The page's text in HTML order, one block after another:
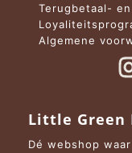
Terugbetaal-
Algemene
Little Green
Dé webshop